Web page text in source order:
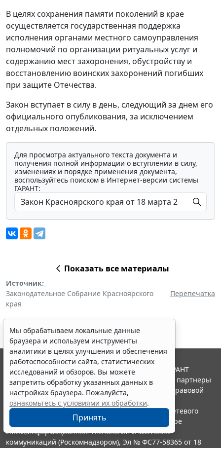
В целях сохранения памяти поколений в крае
осуществляется государственная поддержка
исполнения органами местного самоуправления
полномочий по организации ритуальных услуг и
содержанию мест захоронения, обустройству и
восстановлению воинских захоронений погибших
при защите Отечества.
Закон вступает в силу в день, следующий за днем его
официального опубликования, за исключением
отдельных положений.
Для просмотра актуального текста документа и
получения полной информации о вступлении в силу,
изменениях и порядке применения документа,
воспользуйтесь поиском в Интернет-версии системы
ГАРАНТ:
Показать все материалы
Источник:
Законодательное Собрание Красноярского
края
Перепечатка
Мы обрабатываем локальные данные
браузера и используем инструменты
аналитики в целях улучшения и обеспечения
работоспособности сайта, статистических
исследований и обзоров. Вы можете
запретить обработку указанных данных в
настройках браузера. Пожалуйста,
ознакомьтесь с условиями их обработки.
Принять
© ООО "НПП "ГАРАНТ-СЕРВИС", 2026. Система ГАРАНТ
выпускается с 1990 года. Компания "Гарант" и ее партнеры
являются участниками Российской ассоциации правовой
информации ГАРАНТ.
Портал ГАРАНТ.РУ зарегистрирован в качестве сетевого
издания Федеральной службой по надзору в сфере
связи,информационных технологий и массовых
коммуникаций (Роскомнадзором), Эл № ФС77-58365 от 18